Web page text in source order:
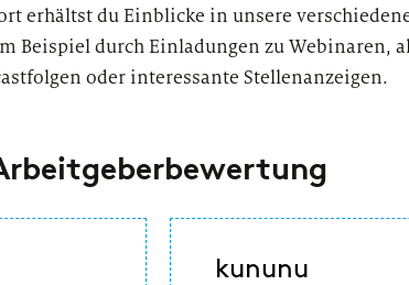
erhältst du Einblicke in unsere
Beispiel durch Einladungen zu Webinaren,
oder interessante Stellenanzeigen.
kununu